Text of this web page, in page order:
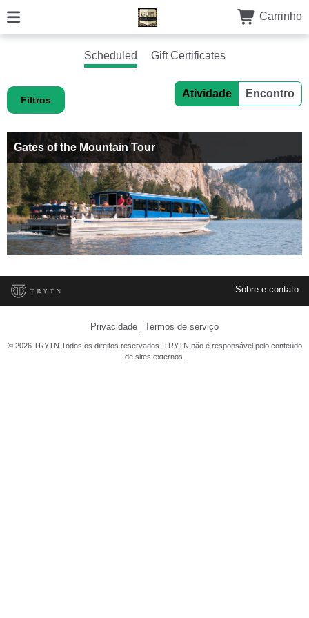
Carrinho
Scheduled Gift Certificates
Filtros
Atividade Encontro
Gates of the Mountain Tour
Sobre e contato
Privacidade Termos de serviço
© 2026 TRYTN Todos os direitos reservados. TRYTN não é responsável pelo conteúdo
de sites externos.